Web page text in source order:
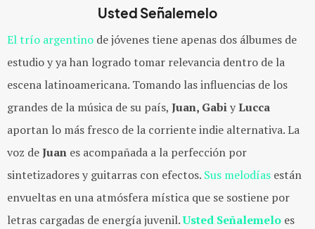
Usted Señalemelo
El trío argentino de jóvenes tiene apenas dos álbumes de
estudio y ya han logrado tomar relevancia dentro de la
escena latinoamericana. Tomando las influencias de los
grandes de la música de su país, Juan, GabiyLucca
aportan lo más fresco de la corriente indie alternativa. La
voz deJuan es acompañada a la perfección por
sintetizadores y guitarras con efectos. Sus melodías están
envueltas en una atmósfera mística que se sostiene por
letras cargadas de energía juvenil.Usted Señalemelo es